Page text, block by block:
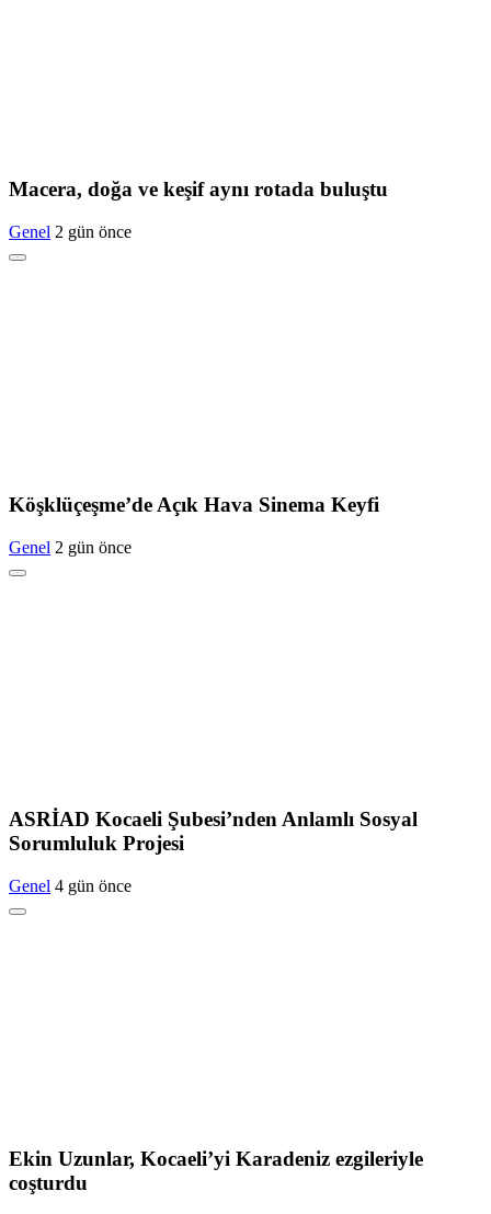
Macera, doğa ve keşif aynı rotada buluştu
Genel 2 gün önce
Köşklüçeşme’de Açık Hava Sinema Keyfi
Genel 2 gün önce
ASRİAD Kocaeli Şubesi’nden Anlamlı Sosyal
Sorumluluk Projesi
Genel 4 gün önce
Ekin Uzunlar, Kocaeli’yi Karadeniz ezgileriyle
coşturdu